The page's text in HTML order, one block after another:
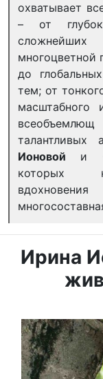
охватывает
– от
сложнейших
многоцветной
до
тем; от
масштабного
талантливых
Ионовой и
которых
Ирина